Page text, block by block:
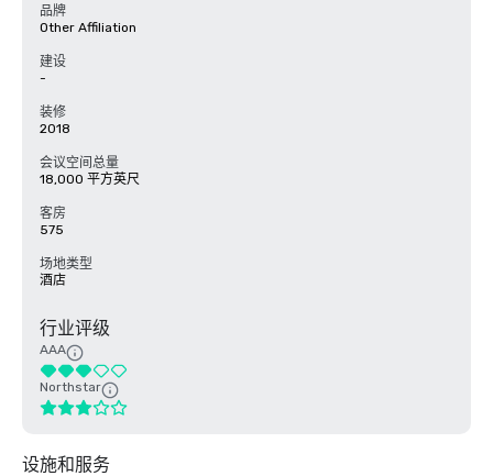
品牌
Other Affiliation
建设
-
装修
2018
会议空间总量
18,000 平方英尺
客房
575
场地类型
酒店
行业评级
AAA
Northstar
设施和服务